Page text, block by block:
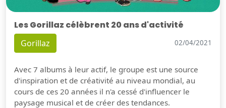
Les Gorillaz célèbrent 20 ans d'activité
Gorillaz 02/04/2021
Avec 7 albums à leur actif, le groupe est une source
d'inspiration et de créativité au niveau mondial, au
cours de ces 20 années il n'a cessé d'influencer le
paysage musical et de créer des tendances.